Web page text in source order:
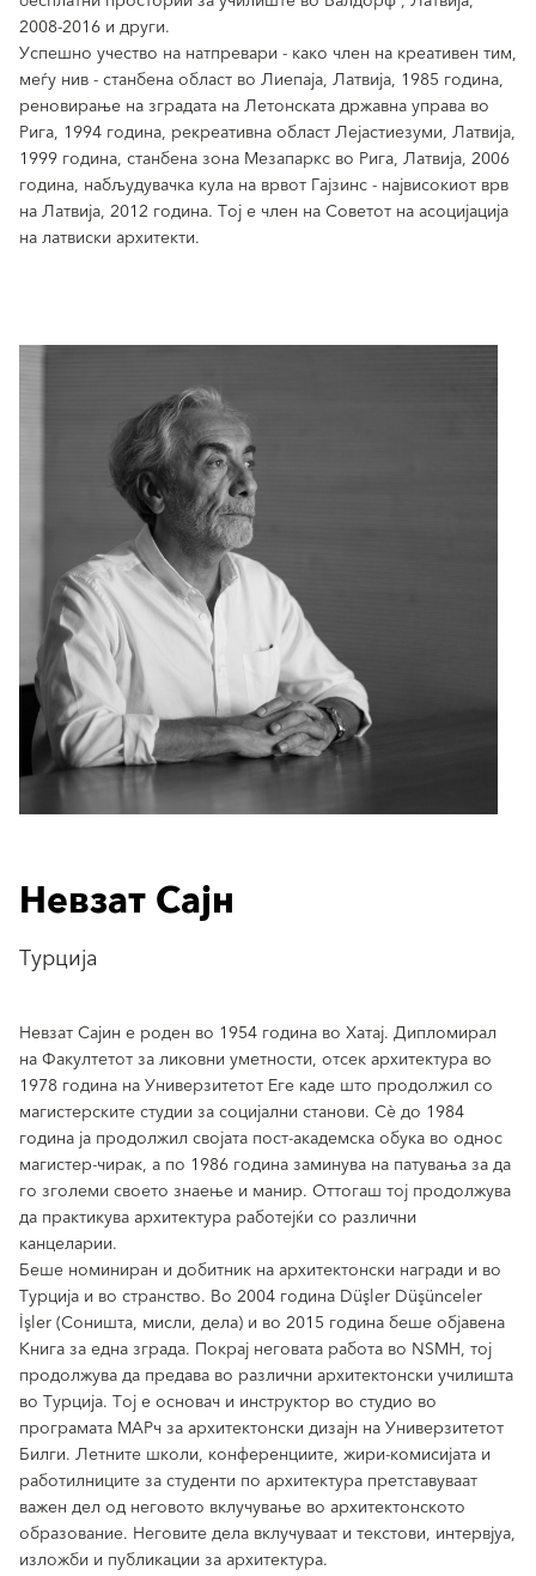
2008-2016 и други.
Успешно учество на натпревари - како член на креативен тим,
меѓу нив - станбена област во Лиепаја, Латвија, 1985 година,
реновирање на зградата на Летонската државна управа во
Рига, 1994 година, рекреативна област Лејастиезуми, Латвија,
1999 година, станбена зона Мезапаркс во Рига, Латвија, 2006
година, набљудувачка кула на врвот Гајзинс - највисокиот врв
на Латвија, 2012 година. Тој е член на Советот на асоцијација
на латвиски архитекти.
Невзат Сајн
Турција
Невзат Сајин е роден во 1954 година во Хатај. Дипломирал
на Факултетот за ликовни уметности, отсек архитектура во
1978 година на Универзитетот Еге каде што продолжил со
магистерските студии за социјални станови. Сè до 1984
година ја продолжил својата пост-академска обука во однос
магистер-чирак, а по 1986 година заминува на патувања за да
го зголеми своето знаење и манир. Оттогаш тој продолжува
да практикува архитектура работејќи со различни
канцеларии.
Беше номиниран и добитник на архитектонски награди и во
Турција и во странство. Во 2004 година Düşler Düşünceler
İşler (Соништа, мисли, дела) и во 2015 година беше објавена
Книга за една зграда. Покрај неговата работа во NSMH, тој
продолжува да предава во различни архитектонски училишта
во Турција. Тој е основач и инструктор во студио во
програмата МАРч за архитектонски дизајн на Универзитетот
Билги. Летните школи, конференциите, жири-комисијата и
работилниците за студенти по архитектура претставуваат
важен дел од неговото вклучување во архитектонското
образование. Неговите дела вклучуваат и текстови, интервјуа,
изложби и публикации за архитектура.